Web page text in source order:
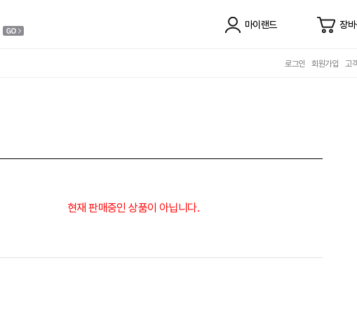
마이랜드 장
로그인 회원가입 고
현재 판매중인 상품이 아닙니다.